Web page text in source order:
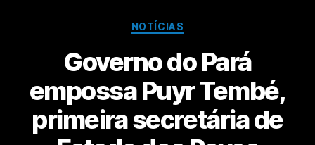
NOTÍCIAS
Governo do Pará
empossa Puyr Tembé,
primeira secretária de